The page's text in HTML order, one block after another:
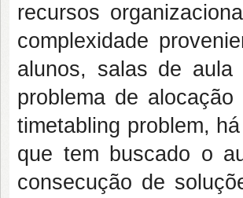
recursos
complexidade
alunos, salas de
problema de
timetabling problem,
que tem buscado o
consecução de